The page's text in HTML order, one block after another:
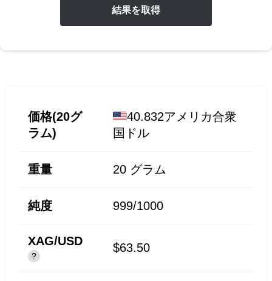
結果を取得
価格(20グ
ラム)
40.832アメリカ合衆
国ドル
重量 20 グラム
純度 999/1000
XAG/USD
?
$63.50